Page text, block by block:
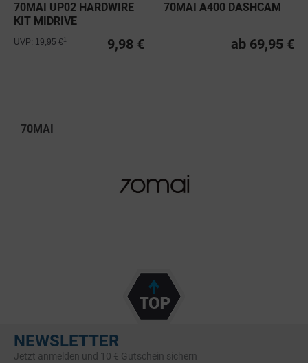
70MAI UP02 HARDWIRE
KIT MIDRIVE
9,98 €
UVP: 19,95 €
70MAI A400 DASHCAM
ab 69,95 €
70MAI
NEWSLETTER
Jetzt anmelden und 10 € Gutschein sichern